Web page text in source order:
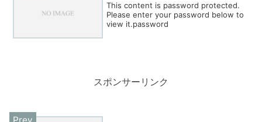
This content is password protected.
Please enter your password below to
view it.password
スポンサーリンク